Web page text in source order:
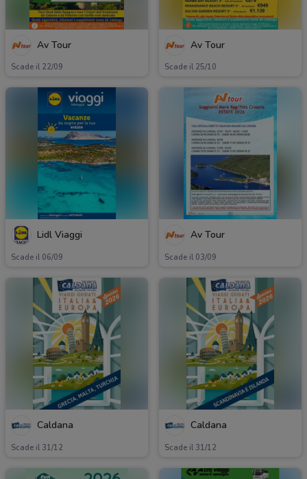
Av Tour
Scade il 22/09
Av Tour
Scade il 25/10
Lidl Viaggi
Scade il 06/09
Av Tour
Scade il 03/09
Caldana
Scade il 31/12
Caldana
Scade il 31/12